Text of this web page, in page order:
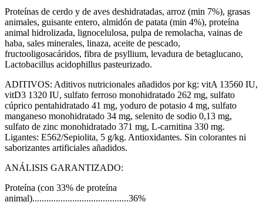
Proteínas de cerdo y de aves deshidratadas, arroz (min 7%), grasas
animales, guisante entero, almidón de patata (min 4%), proteína
animal hidrolizada, lignocelulosa, pulpa de remolacha, vainas de
haba, sales minerales, linaza, aceite de pescado,
fructooligosacáridos, fibra de psyllium, levadura de betaglucano,
Lactobacillus acidophillus pasteurizado.
ADITIVOS: Aditivos nutricionales añadidos por kg: vitA 13560 IU,
vitD3 1320 IU, sulfato ferroso monohidratado 262 mg, sulfato
cúprico pentahidratado 41 mg, yoduro de potasio 4 mg, sulfato
manganeso monohidratado 34 mg, selenito de sodio 0,13 mg,
sulfato de zinc monohidratado 371 mg, L-carnitina 330 mg.
Ligantes: E562/Sepiolita, 5 g/kg. Antioxidantes. Sin colorantes ni
saborizantes artificiales añadidos.
ANÁLISIS GARANTIZADO:
Proteína (con 33% de proteína
animal).........................................36%